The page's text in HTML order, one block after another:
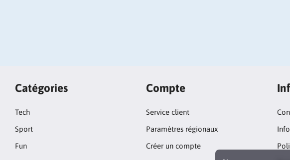
Catégories
Tech
Sport
Fun
Compte
Service client
Paramètres régionaux
Créer un compte